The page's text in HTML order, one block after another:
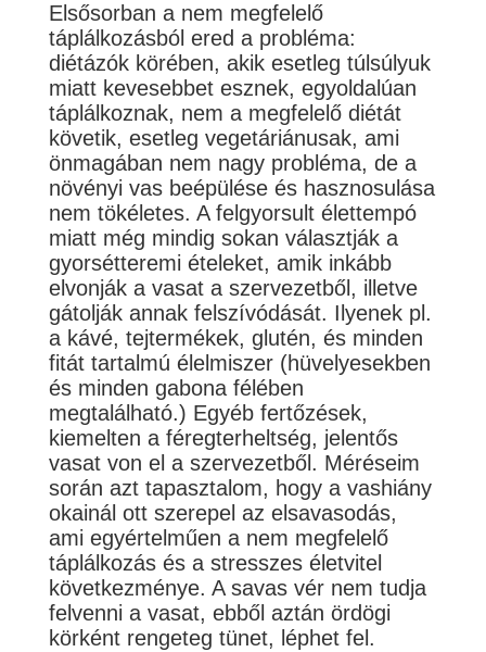
Elsősorban a nem megfelelő
táplálkozásból ered a probléma:
diétázók körében, akik esetleg túlsúlyuk
miatt kevesebbet esznek, egyoldalúan
táplálkoznak, nem a megfelelő diétát
követik, esetleg vegetáriánusak, ami
önmagában nem nagy probléma, de a
növényi vas beépülése és hasznosulása
nem tökéletes. A felgyorsult élettempó
miatt még mindig sokan választják a
gyorsétteremi ételeket, amik inkább
elvonják a vasat a szervezetből, illetve
gátolják annak felszívódását. Ilyenek pl.
a kávé, tejtermékek, glutén, és minden
fitát tartalmú élelmiszer (hüvelyesekben
és minden gabona félében
megtalálható.) Egyéb fertőzések,
kiemelten a féregterheltség, jelentős
vasat von el a szervezetből. Méréseim
során azt tapasztalom, hogy a vashiány
okainál ott szerepel az elsavasodás,
ami egyértelműen a nem megfelelő
táplálkozás és a stresszes életvitel
következménye. A savas vér nem tudja
felvenni a vasat, ebből aztán ördögi
körként rengeteg tünet, léphet fel.